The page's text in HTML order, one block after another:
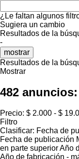
¿Le faltan algunos
Sugiera un cambio
Resultados de la
-
mostrar
Resultados de la
Mostrar
482 anuncios:
Precio: $ 2.000 - $
Filtro
Clasificar: Fecha de
Fecha de publicación
en parte superiorAño
Año de fabricación -